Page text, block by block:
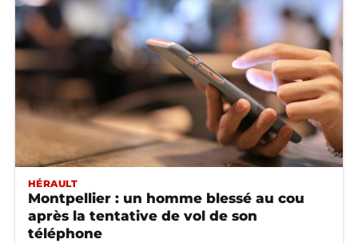
HÉRAULT
Montpellier : un homme blessé au cou
après la tentative de vol de son
téléphone